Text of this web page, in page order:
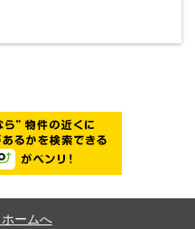
ームへ